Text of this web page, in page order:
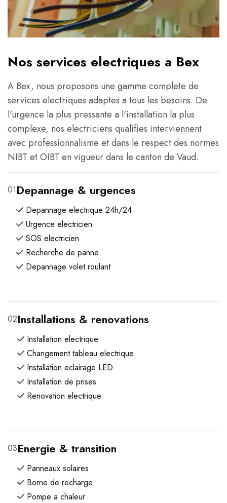
Nos services electriques a Bex
A Bex, nous proposons une gamme complete de
services electriques adaptes a tous les besoins. De
l'urgence la plus pressante a l'installation la plus
complexe, nos electriciens qualifies interviennent
avec professionnalisme et dans le respect des normes
NIBT et OIBT en vigueur dans le canton de Vaud.
01Depannage & urgences
Depannage electrique 24h/24
Urgence electricien
SOS electricien
Recherche de panne
Depannage volet roulant
02Installations & renovations
Installation electrique
Changement tableau electrique
Installation eclairage LED
Installation de prises
Renovation electrique
03Energie & transition
Panneaux solaires
Borne de recharge
Pompe a chaleur